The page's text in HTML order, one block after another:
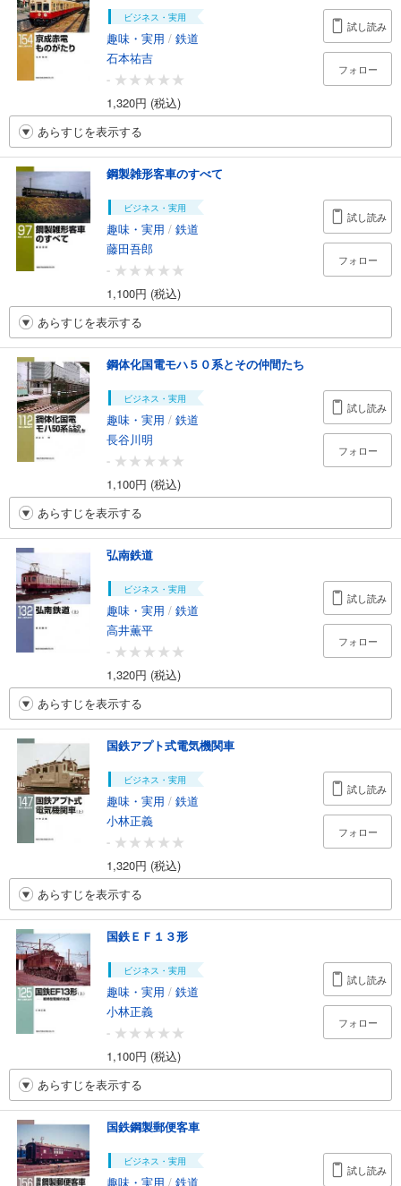
ビジネス・実用
趣味・実用 / 鉄道
石本祐吉
-
1,320円 (税込)
試し読み
フォロー
あらすじを表示する
鋼製雑形客車のすべて
ビジネス・実用
趣味・実用 / 鉄道
藤田吾郎
-
1,100円 (税込)
試し読み
フォロー
あらすじを表示する
鋼体化国電モハ５０系とその仲間たち
ビジネス・実用
趣味・実用 / 鉄道
長谷川明
-
1,100円 (税込)
試し読み
フォロー
あらすじを表示する
弘南鉄道
ビジネス・実用
趣味・実用 / 鉄道
高井薫平
-
1,320円 (税込)
試し読み
フォロー
あらすじを表示する
国鉄アプト式電気機関車
ビジネス・実用
趣味・実用 / 鉄道
小林正義
-
1,320円 (税込)
試し読み
フォロー
あらすじを表示する
国鉄ＥＦ１３形
ビジネス・実用
趣味・実用 / 鉄道
小林正義
-
1,100円 (税込)
試し読み
フォロー
あらすじを表示する
国鉄鋼製郵便客車
ビジネス・実用
趣味・実用 / 鉄道
試し読み